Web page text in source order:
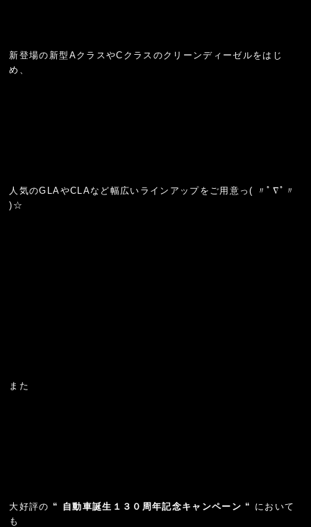
新登場の新型AクラスやCクラスのクリーンディーゼルをはじ
め、
人気のGLAやCLAなど幅広いラインアップをご用意っ( 〃ﾟ∇ﾟ〃
)☆
また
大好評の “ 自動車誕生１３０周年記念キャンペーン “ において
も